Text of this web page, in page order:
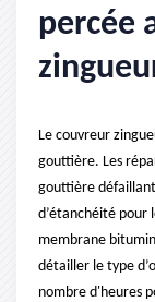
percée
Le couvreur
gouttière. Les
gouttière
d’étanchéité pour
membrane
détailler le type
nombre d'heures